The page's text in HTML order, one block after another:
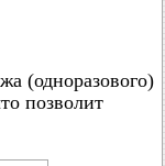
(одноразового)
позволит